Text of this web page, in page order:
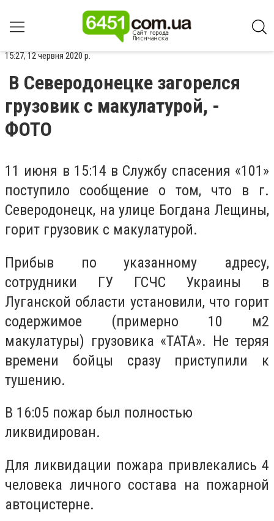
15:27, 12 червня 2020 р.
В Северодонецке загорелся
грузовик с макулатурой, -
ФОТО
11 июня в 15:14 в Службу спасения «101»
поступило сообщение о том, что в г.
Северодонецк, на улице Богдана Лещины,
горит грузовик с макулатурой.
Прибыв по указанному адресу,
сотрудники ГУ ГСЧС Украины в
Луганской области установили, что горит
содержимое (примерно 10 м2
макулатуры) грузовика «ТАТА». Не теряя
времени бойцы сразу приступили к
тушению.
В 16:05 пожар был полностью
ликвидирован.
Для ликвидации пожара привлекались 4
человека личного состава на пожарной
автоцистерне.